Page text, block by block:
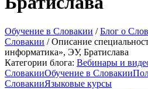
Обучение в Словакии /Блог о
Словакии /Описание
информатика», ЭУ, Братислава
Категории блога: Вебинары и
СловакииОбучение в Словакии
СловакииЯзыковые курсы